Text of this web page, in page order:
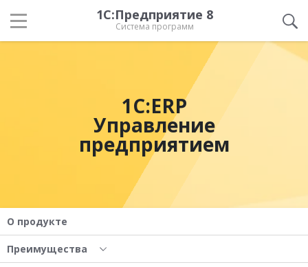
1С:Предприятие 8
Система программ
1С:ERP
Управление
предприятием
О продукте
Преимущества